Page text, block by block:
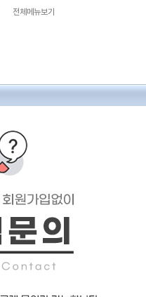
전체메뉴보기